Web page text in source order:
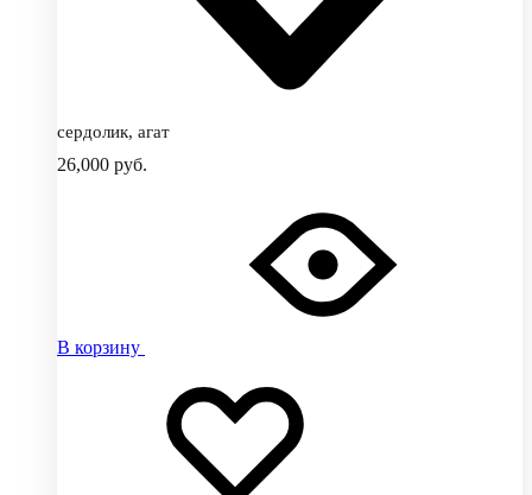
сердолик, агат
26,000 руб.
В корзину